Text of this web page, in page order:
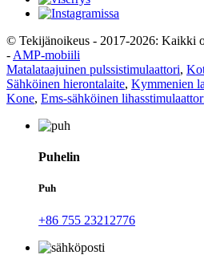
© Tekijänoikeus - 2017-2026: Kaikki
- AMP-mobiili
Matalataajuinen pulssistimulaattori,
Sähköinen hierontalaite, Kymmenien
Kone, Ems-sähköinen
Puhelin
Puh
+86 755 23212776